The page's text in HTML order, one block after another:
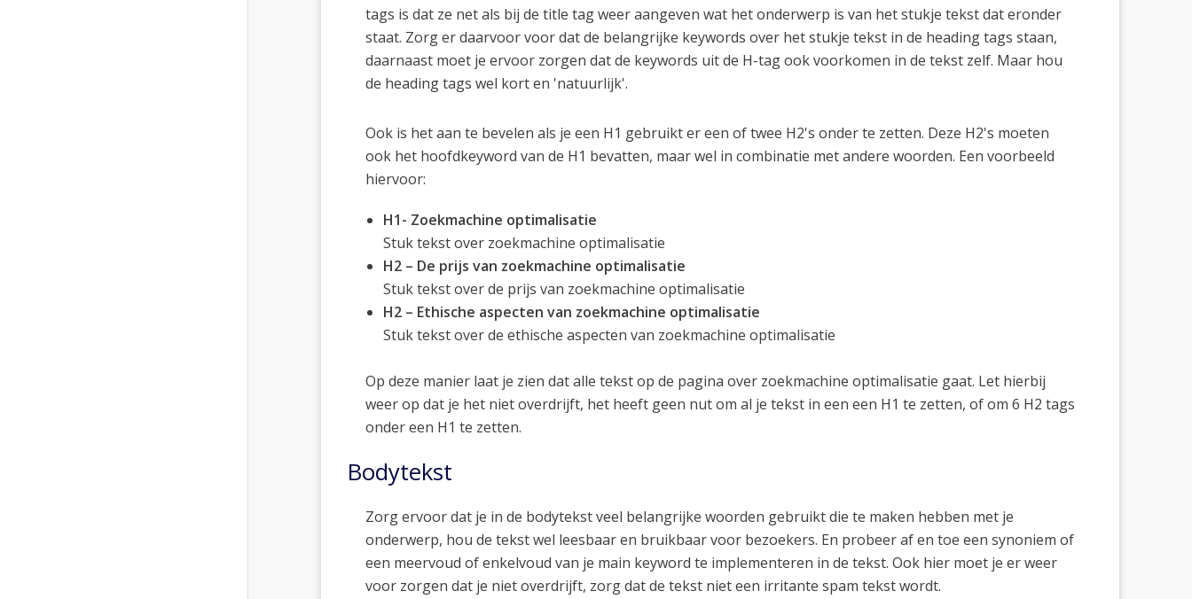
tags is dat ze net als bij de title tag weer aangeven wat het onderwerp is van het stukje tekst dat eronder
staat. Zorg er daarvoor voor dat de belangrijke keywords over het stukje tekst in de heading tags staan,
daarnaast moet je ervoor zorgen dat de keywords uit de H-tag ook voorkomen in de tekst zelf. Maar hou
de heading tags wel kort en 'natuurlijk'.
Ook is het aan te bevelen als je een H1 gebruikt er een of twee H2's onder te zetten. Deze H2's moeten
ook het hoofdkeyword van de H1 bevatten, maar wel in combinatie met andere woorden. Een voorbeeld
hiervoor:
H1- Zoekmachine optimalisatie
Stuk tekst over zoekmachine optimalisatie
H2 – De prijs van zoekmachine optimalisatie
Stuk tekst over de prijs van zoekmachine optimalisatie
H2 – Ethische aspecten van zoekmachine optimalisatie
Stuk tekst over de ethische aspecten van zoekmachine optimalisatie
Op deze manier laat je zien dat alle tekst op de pagina over zoekmachine optimalisatie gaat. Let hierbij
weer op dat je het niet overdrijft, het heeft geen nut om al je tekst in een een H1 te zetten, of om 6 H2 tags
onder een H1 te zetten.
Bodytekst
Zorg ervoor dat je in de bodytekst veel belangrijke woorden gebruikt die te maken hebben met je
onderwerp, hou de tekst wel leesbaar en bruikbaar voor bezoekers. En probeer af en toe een synoniem of
een meervoud of enkelvoud van je main keyword te implementeren in de tekst. Ook hier moet je er weer
voor zorgen dat je niet overdrijft, zorg dat de tekst niet een irritante spam tekst wordt.